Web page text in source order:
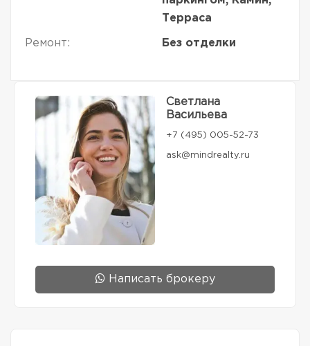
Терраса
Ремонт: Без отделки
Светлана
Васильева
+7 (495) 005-52-73
ask@mindrealty.ru
Написать брокеру